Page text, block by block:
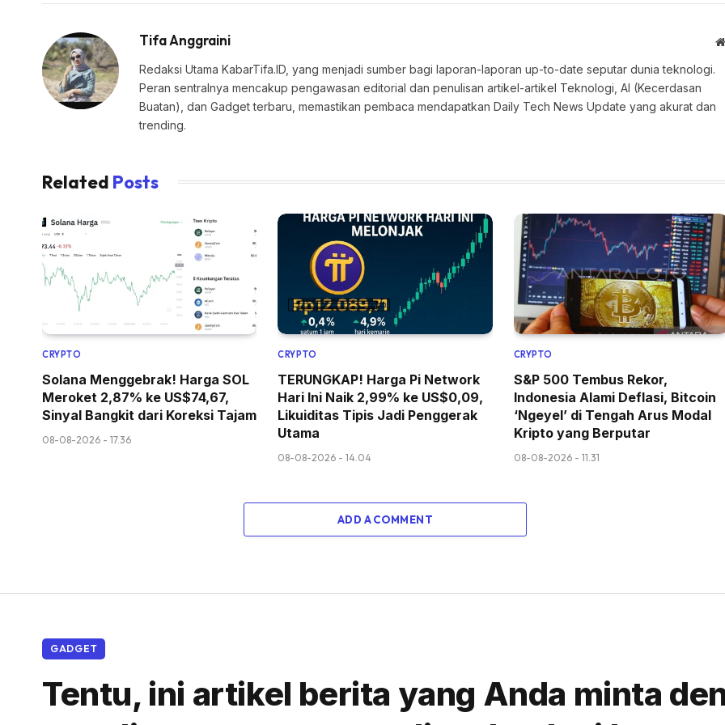
Tifa Anggraini
Redaksi Utama KabarTifa.ID, yang menjadi sumber bagi laporan-laporan up-to-date seputar dunia teknologi.
Peran sentralnya mencakup pengawasan editorial dan penulisan artikel-artikel Teknologi, AI (Kecerdasan
Buatan), dan Gadget terbaru, memastikan pembaca mendapatkan Daily Tech News Update yang akurat dan
trending.
Related Posts
CRYPTO
Solana Menggebrak! Harga SOL
Meroket 2,87% ke US$74,67,
Sinyal Bangkit dari Koreksi Tajam
08-08-2026 - 17.36
CRYPTO
TERUNGKAP! Harga Pi Network
Hari Ini Naik 2,99% ke US$0,09,
Likuiditas Tipis Jadi Penggerak
Utama
08-08-2026 - 14.04
CRYPTO
S&P 500 Tembus Rekor,
Indonesia Alami Deflasi, Bitcoin
‘Ngeyel’ di Tengah Arus Modal
Kripto yang Berputar
08-08-2026 - 11.31
ADD A COMMENT
GADGET
Tentu, ini artikel berita yang Anda minta